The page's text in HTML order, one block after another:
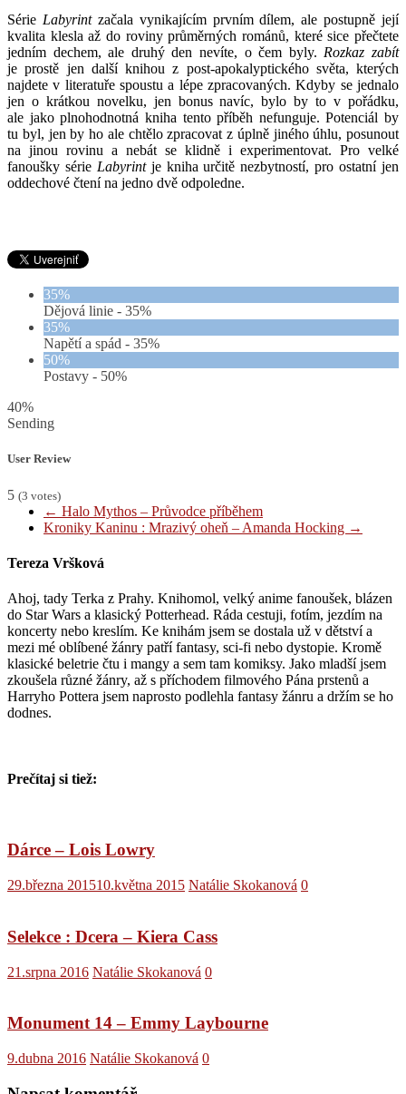
Série Labyrintzačala vynikajícím prvním dílem, ale postupně její
kvalita klesla až do roviny průměrných románů, které sice přečtete
jedním dechem, ale druhý den nevíte, o čem byly. Rozkaz zabít
je prostě jen další knihou z post-apokalyptického světa, kterých
najdete v literatuře spoustu a lépe zpracovaných. Kdyby se jednalo
jen o krátkou novelku, jen bonus navíc, bylo by to v pořádku,
ale jako plnohodnotná kniha tento příběh nefunguje. Potenciál by
tu byl, jen by ho ale chtělo zpracovat z úplně jiného úhlu, posunout
na jinou rovinu a nebát se klidně i experimentovat. Pro velké
fanoušky série Labyrintje kniha určitě nezbytností, pro ostatní jen
oddechové čtení na jedno dvě odpoledne.
35%
Dějová linie - 35%
35%
Napětí a spád - 35%
50%
Postavy - 50%
40%
Sending
User Review
5 (3 votes)
← Halo Mythos – Průvodce příběhem
Kroniky Kaninu : Mrazivý oheň – Amanda Hocking →
Tereza Vršková
Ahoj, tady Terka z Prahy. Knihomol, velký anime fanoušek, blázen
do Star Wars a klasický Potterhead. Ráda cestuji, fotím, jezdím na
koncerty nebo kreslím. Ke knihám jsem se dostala už v dětství a
mezi mé oblíbené žánry patří fantasy, sci-fi nebo dystopie. Kromě
klasické beletrie čtu i mangy a sem tam komiksy. Jako mladší jsem
zkoušela různé žánry, až s příchodem filmového Pána prstenů a
Harryho Pottera jsem naprosto podlehla fantasy žánru a držím se ho
dodnes.
Prečítaj si tiež:
Dárce – Lois Lowry
29.března 201510.května 2015 Natálie Skokanová 0
Selekce : Dcera – Kiera Cass
21.srpna 2016 Natálie Skokanová 0
Monument 14 – Emmy Laybourne
9.dubna 2016 Natálie Skokanová 0